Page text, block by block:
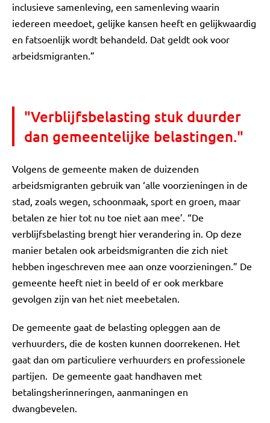
inclusieve samenleving, een samenleving waarin
iedereen meedoet, gelijke kansen heeft en gelijkwaardig
en fatsoenlijk wordt behandeld. Dat geldt ook voor
arbeidsmigranten.”
"Verblijfsbelasting stuk duurder
dan gemeentelijke belastingen."
Volgens de gemeente maken de duizenden
arbeidsmigranten gebruik van ‘alle voorzieningen in de
stad, zoals wegen, schoonmaak, sport en groen, maar
betalen ze hier tot nu toe niet aan mee’. “De
verblijfsbelasting brengt hier verandering in. Op deze
manier betalen ook arbeidsmigranten die zich niet
hebben ingeschreven mee aan onze voorzieningen.” De
gemeente heeft niet in beeld of er ook merkbare
gevolgen zijn van het niet meebetalen.
De gemeente gaat de belasting opleggen aan de
verhuurders, die de kosten kunnen doorrekenen. Het
gaat dan om particuliere verhuurders en professionele
partijen. De gemeente gaat handhaven met
betalingsherinneringen, aanmaningen en
dwangbevelen.